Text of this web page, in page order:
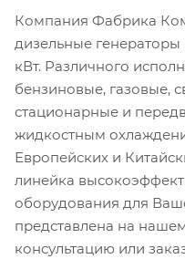
Компания Фабрика
дизельные
кВт. Различного
бензиновые, газовые,
стационарные и
жидкостным
Европейских и
линейка
оборудования для
представлена на
консультацию или